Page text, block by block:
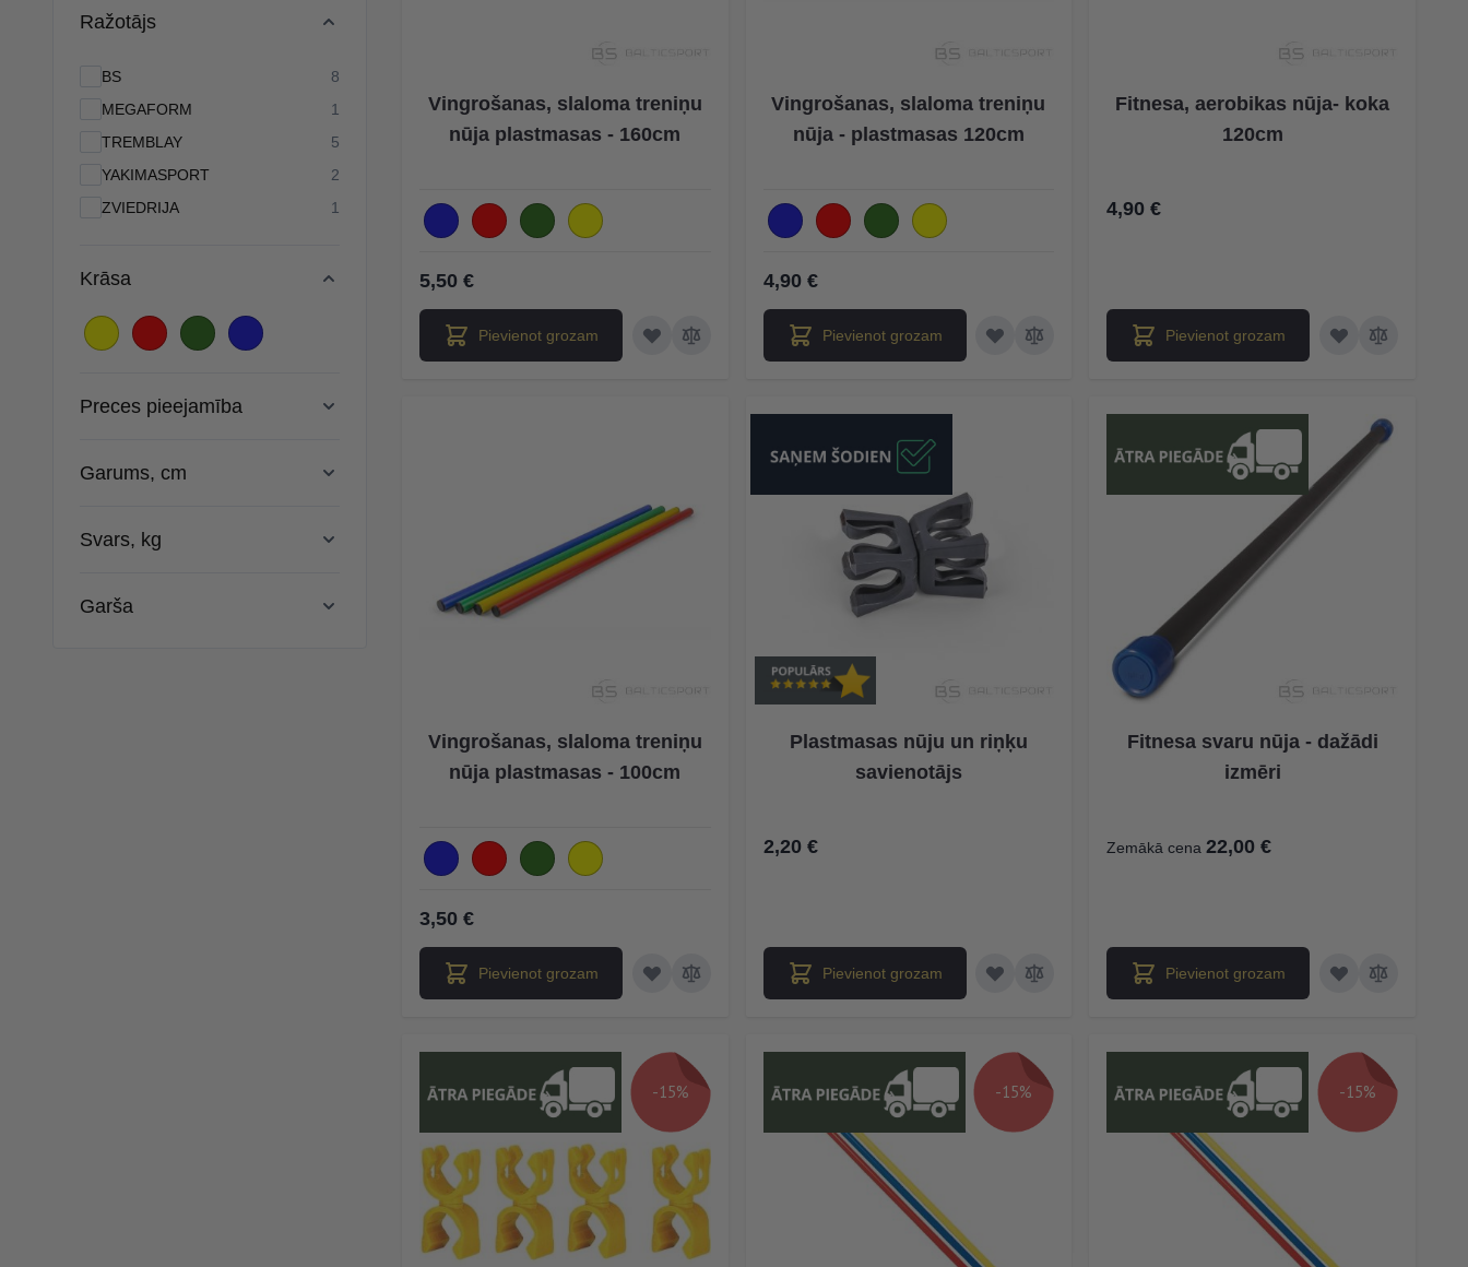
Ražotājs
BS 8
MEGAFORM
1
products available
TREMBLAY
5 products available
YAKIMASPORT
2
ZVIEDRIJA
1 products available
Krāsa
Preces pieejamība
Garums, cm
Svars, kg
Garša
Vingrošanas, slaloma treniņu
nūja plastmasas - 160cm
5,50 €
Pievienot grozam
Vingrošanas, slaloma treniņu
nūja - plastmasas 120cm
4,90 €
Pievienot grozam
Fitnesa, aerobikas nūja- koka
120cm
4,90 €
Pievienot grozam
Vingrošanas, slaloma treniņu
nūja plastmasas - 100cm
3,50 €
Pievienot grozam
Plastmasas nūju un riņķu
savienotājs
2,20 €
Pievienot grozam
Fitnesa svaru nūja - dažādi
izmēri
Zemākā cena 22,00 €
Pievienot grozam
-15% -15% -15%